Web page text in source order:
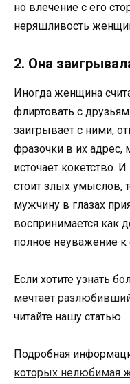
но влечение с его
неряшливость
2. Она
Иногда женщина
флиртовать с
заигрывает с ними,
фразочки в их адрес,
источает кокетство.
стоит злых умыслов,
мужчину в глазах
воспринимается как
полное неуважение к
Если хотите узнать
мечтает
читайте нашу статью.
Подробная
которых нелюбимая